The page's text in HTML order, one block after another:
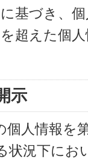
基づき、
超えた個
示
個人情報を
状況下にお